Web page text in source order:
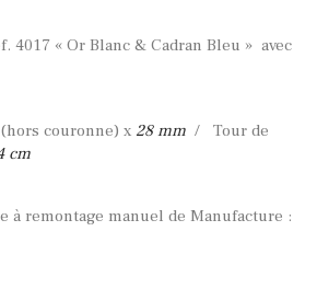
4017 « Or Blanc & Cadran Bleu » avec
(hors couronne) x 28 mm / Tour de
cm
à remontage manuel de Manufacture :